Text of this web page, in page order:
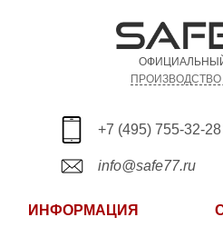
ПРОИЗВОДСТВО
+7 (495) 755-32-28
info@safe77.ru
ИНФОРМАЦИЯ